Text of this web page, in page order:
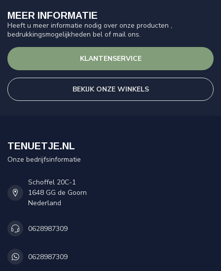
MEER INFORMATIE
Heeft u meer informatie nodig over onze producten ,
bedrukkingsmogelijkheden bel of mail ons.
KLANTENSERVICE
BEKIJK ONZE WINKELS
TENUETJE.NL
Onze bedrijfsinformatie
Schoffel 20C-1
1648 GG de Goorn
Nederland
0628987309
0628987309